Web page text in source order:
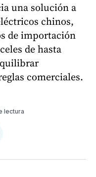
una solución a
chinos,
de importación
de hasta
comerciales.
lectura